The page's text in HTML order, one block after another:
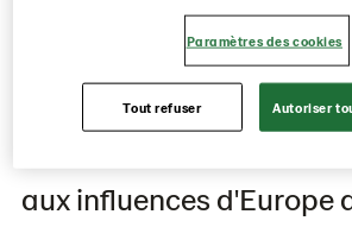
lepinja. Ce pain
Balkans répond
l'engouement pour le
aux influences d'Europe
Paramètres des cookies
Tout refuser Autoriser